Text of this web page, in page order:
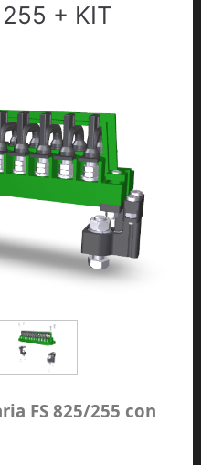
255 + KIT
FS 825/255 con